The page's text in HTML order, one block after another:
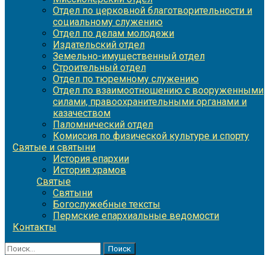
Отдел по церковной благотворительности и
социальному служению
Отдел по делам молодежи
Издательский отдел
Земельно-имущественный отдел
Строительный отдел
Отдел по тюремному служению
Отдел по взаимоотношению с вооруженными
силами, правоохранительными органами и
казачеством
Паломнический отдел
Комиссия по физической культуре и спорту
Святые и святыни
История епархии
История храмов
Святые
Святыни
Богослужебные тексты
Пермские епархиальные ведомости
Контакты
Найти: